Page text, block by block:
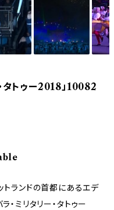
タトゥー2018」10082
トランドの首都にあるエデ
・ミリタリー・タトゥー